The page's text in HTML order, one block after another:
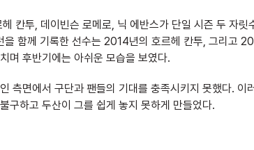
칸투, 데이빈슨 로메로, 닉 에반스가 단일 시즌 두 자릿
함께 기록한 선수는 2014년의 호르헤 칸투, 그리고
며 후반기에는 아쉬운 모습을 보였다.
측면에서 구단과 팬들의 기대를 충족시키지 못했다. 이
구하고 두산이 그를 쉽게 놓지 못하게 만들었다.